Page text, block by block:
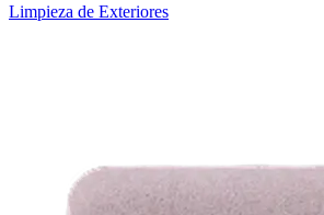
Limpieza de Exteriores